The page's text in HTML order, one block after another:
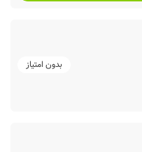
بدون امتیاز